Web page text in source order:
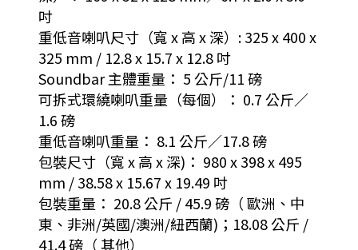
吋
重低音喇叭尺寸（寬 x 高 x 深）: 325 x 400 x
325 mm / 12.8 x 15.7 x 12.8 吋
Soundbar 主體重量： 5 公斤/11 磅
可拆式環繞喇叭重量（每個）： 0.7 公斤／
1.6 磅
重低音喇叭重量： 8.1 公斤／17.8 磅
包裝尺寸（寬 x 高 x 深)： 980 x 398 x 495
mm / 38.58 x 15.67 x 19.49 吋
包裝重量： 20.8 公斤 / 45.9 磅（ 歐洲、中
東、非洲/英國/澳洲/紐西蘭)；18.08 公斤 /
41.4 磅（ 其他）